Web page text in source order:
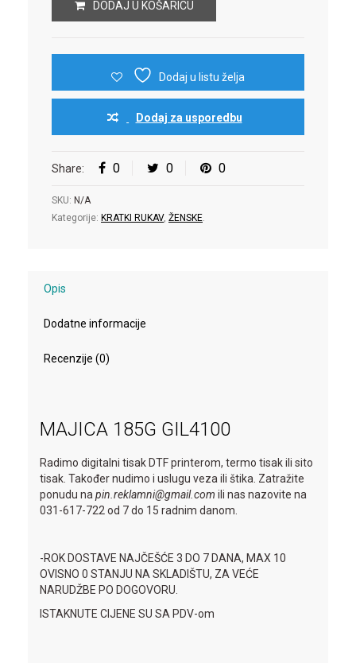
DODAJ U KOŠARICU
Dodaj u listu želja
Dodaj za usporedbu
Share: 0 0 0
SKU: N/A
Kategorije: KRATKI RUKAV, ŽENSKE
Opis
Dodatne informacije
Recenzije (0)
MAJICA 185G GIL4100
Radimo digitalni tisak DTF printerom, termo tisak ili sito
tisak. Također nudimo i uslugu veza ili štika. Zatražite
ponudu na pin.reklamni@gmail.com ili nas nazovite na
031-617-722 od 7 do 15 radnim danom.
-ROK DOSTAVE NAJČEŠĆE 3 DO 7 DANA, MAX 10
OVISNO 0 STANJU NA SKLADIŠTU, ZA VEĆE
NARUDŽBE PO DOGOVORU.
ISTAKNUTE CIJENE SU SA PDV-om